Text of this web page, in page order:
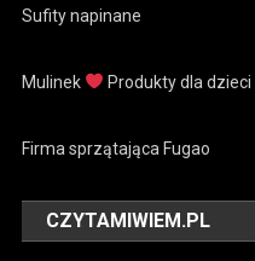
Sufity napinane
Mulinek Produkty dla dzieci
Firma sprzątająca Fugao
CZYTAMIWIEM.PL